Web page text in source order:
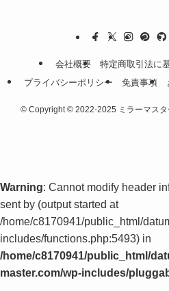
会社概要 特定商取引法に
プライバシーポリシー
免責事項
©Copyright © 2022-2025 ミラーマスタ
Warning: Cannot modify header
sent by (output started at
/home/c8170941/public_html/
includes/functions.php:5493) in
/home/c8170941/public_html/
master.com/wp-includes/